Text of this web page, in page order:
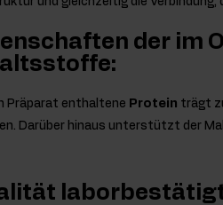
der im
Präparat enthaltene Protein trägt
Darüber hinaus unterstützt der